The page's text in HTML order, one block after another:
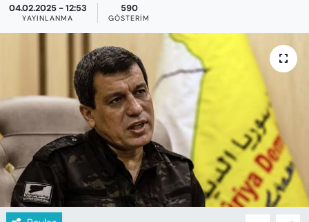
04.02.2025 - 12:53
YAYINLANMA
590
GÖSTERIM
KÜLTÜR-SANAT
MAGAZİN
ÖZEL HABER
YAZAR KÖŞESİ